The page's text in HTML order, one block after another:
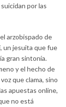
por las
arzobispado de
un jesuita que fue
gran sintonía.
y el hecho de
que clama, sino
apuestas online,
no está